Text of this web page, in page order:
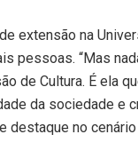
extensão na
pessoas. “Mas
de Cultura. É ela
da sociedade e
destaque no